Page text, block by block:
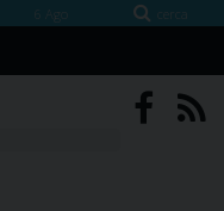
6 Ago